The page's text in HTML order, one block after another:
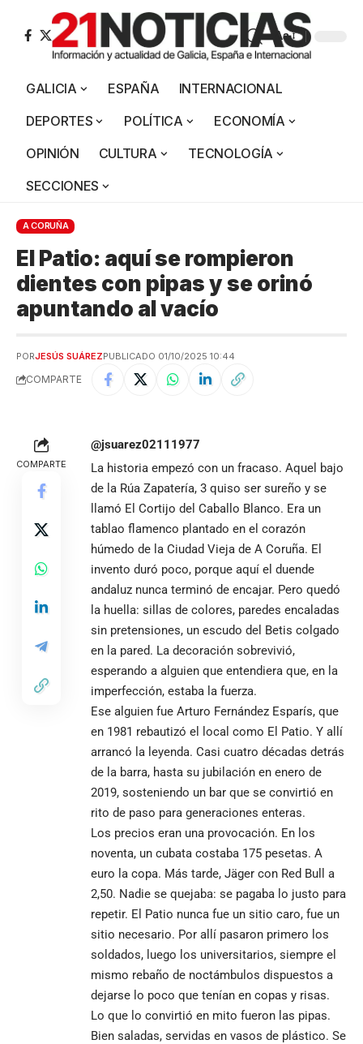
Aa
GALICIA ESPAÑA
INTERNACIONAL
DEPORTES
POLÍTICA
ECONOMÍA
OPINIÓN
CULTURA
TECNOLOGÍA
SECCIONES
A CORUÑA
El Patio: aquí se rompieron
dientes con pipas y se orinó
apuntando al vacío
PORJESÚS SUÁREZPUBLICADO 01/10/2025 10:44
COMPARTE
COMPARTE
@jsuarez02111977
La historia empezó con un fracaso. Aquel bajo
de la Rúa Zapatería, 3 quiso ser sureño y se
llamó El Cortijo del Caballo Blanco. Era un
tablao flamenco plantado en el corazón
húmedo de la Ciudad Vieja de A Coruña. El
invento duró poco, porque aquí el duende
andaluz nunca terminó de encajar. Pero quedó
la huella: sillas de colores, paredes encaladas
sin pretensiones, un escudo del Betis colgado
en la pared. La decoración sobrevivió,
esperando a alguien que entendiera que, en la
imperfección, estaba la fuerza.
Ese alguien fue Arturo Fernández Esparís, que
en 1981 rebautizó el local como El Patio. Y allí
arrancó la leyenda. Casi cuatro décadas detrás
de la barra, hasta su jubilación en enero de
2019, sosteniendo un bar que se convirtió en
rito de paso para generaciones enteras.
Los precios eran una provocación. En los
noventa, un cubata costaba 175 pesetas. A
euro la copa. Más tarde, Jäger con Red Bull a
2,50. Nadie se quejaba: se pagaba lo justo para
repetir. El Patio nunca fue un sitio caro, fue un
sitio necesario. Por allí pasaron primero los
soldados, luego los universitarios, siempre el
mismo rebaño de noctámbulos dispuestos a
dejarse lo poco que tenían en copas y risas.
Lo que lo convirtió en mito fueron las pipas.
Bien saladas, servidas en vasos de plástico. Se